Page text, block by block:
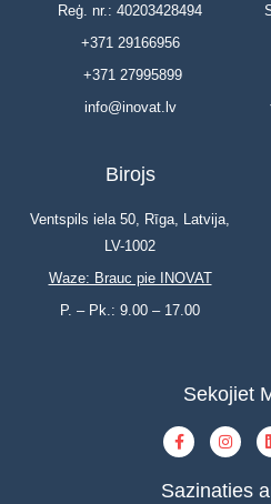
Reģ. nr.: 40203428494
+371 29166956
+371 27995899
info@inovat.lv
Birojs
Ventspils iela 50, Rīga, Latvija,
LV-1002
Waze: Brauc pie INOVAT
P. – Pk.: 9.00 – 17.00
Sekojiet
Sazinaties